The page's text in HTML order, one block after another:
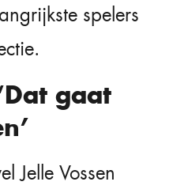
spelers
gaat
Jelle Vossen